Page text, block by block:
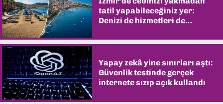
tatil yapabileceğiniz yer:
Denizi de hizmetleri de
Yapay zekâ yine sınırları aştı:
Güvenlik testinde gerçek
internete sızıp açık kullandı